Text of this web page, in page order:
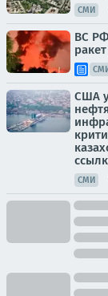
СМИ
ВС
США
СМИ